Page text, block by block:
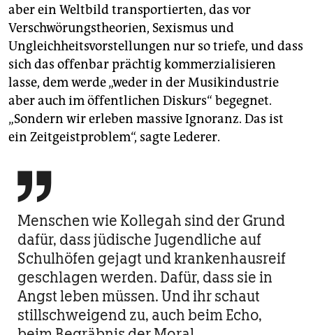
aber ein Weltbild transportierten, das vor
Verschwörungstheorien, Sexismus und
Ungleichheitsvorstellungen nur so triefe, und dass
sich das offenbar prächtig kommerzialisieren
lasse, dem werde „weder in der Musikindustrie
aber auch im öffentlichen Diskurs“ begegnet.
„Sondern wir erleben massive Ignoranz. Das ist
ein Zeitgeistproblem“, sagte Lederer.

Menschen wie Kollegah sind der Grund
dafür, dass jüdische Jugendliche auf
Schulhöfen gejagt und krankenhausreif
geschlagen werden. Dafür, dass sie in
Angst leben müssen. Und ihr schaut
stillschweigend zu, auch beim Echo,